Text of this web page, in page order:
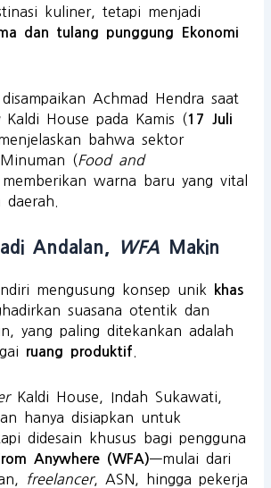
kuliner, tetapi menjadi
dan tulang punggung Ekonomi
Achmad Hendra saat
Kaldi House pada Kamis (17 Juli
bahwa sektor
(Food and
warna baru yang vital
Andalan, WFAMakin
mengusung konsep unik
khas
suasana otentik dan
yang paling ditekankan adalah
ruang produktif
Kaldi House, Indah Sukawati,
hanya disiapkan untuk
didesain khusus bagi pengguna
Anywhere (WFA)—mulai dari
freelancer, ASN, hingga pekerja